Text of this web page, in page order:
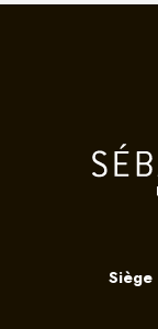
Siège